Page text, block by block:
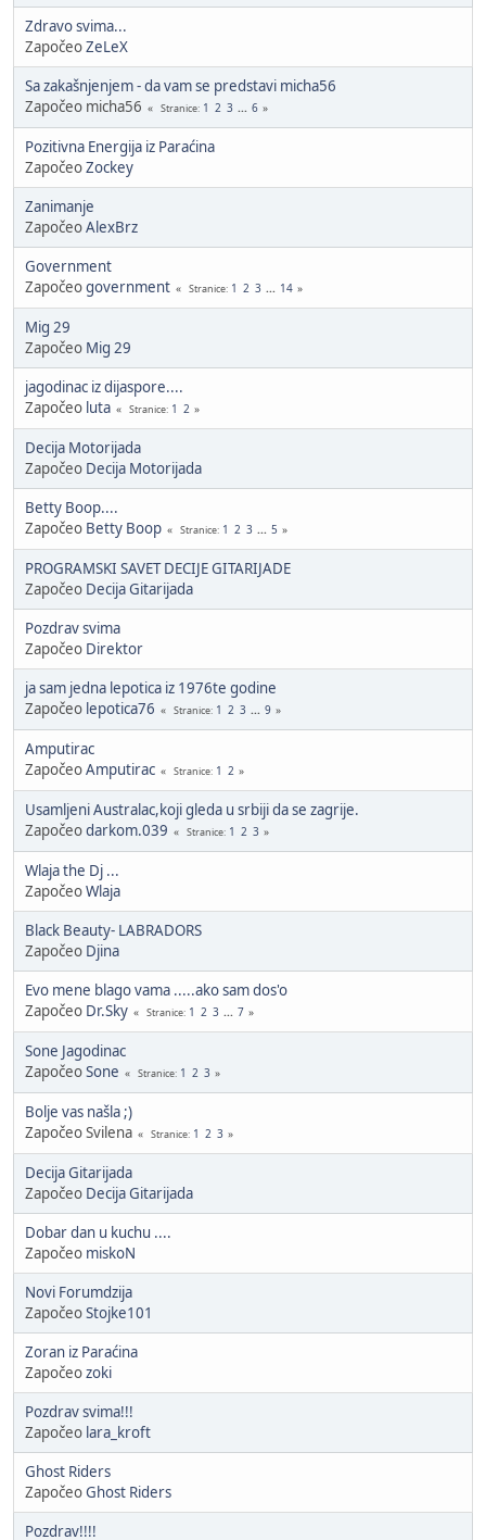
Zdravo svima...
ZapočeoZeLeX
Sa zakašnjenjem - da vam se predstavi micha56
Započeo micha56
Stranice 1 2 3 ... 6
Pozitivna Energija iz Paraćina
ZapočeoZockey
Zanimanje
ZapočeoAlexBrz
Government
Započeogovernment Stranice 1 2 3 ... 14
Mig 29
Započeo Mig 29
jagodinac iz dijaspore....
Započeo luta Stranice 1 2
Decija Motorijada
Započeo Decija Motorijada
Betty Boop....
Započeo Betty Boop Stranice 1 2 3 ... 5
PROGRAMSKI SAVET DECIJE GITARIJADE
Započeo Decija Gitarijada
Pozdrav svima
Započeo Direktor
ja sam jedna lepotica iz 1976te godine
Započeo lepotica76 Stranice 1 2 3 ... 9
Amputirac
ZapočeoAmputirac Stranice 1 2
Usamljeni Australac,koji gleda u srbiji da se zagrije.
Započeodarkom.039 Stranice 1 2 3
Wlaja the Dj ...
ZapočeoWlaja
Black Beauty- LABRADORS
Započeo Djina
Evo mene blago vama .....ako sam dos'o
Započeo Dr.Sky Stranice 1 2 3 ... 7
Sone Jagodinac
ZapočeoSone Stranice 1 2 3
Bolje vas našla ;)
Započeo Svilena
Stranice 1 2 3
Decija Gitarijada
Započeo Decija Gitarijada
Dobar dan u kuchu ....
Započeo miskoN
Novi Forumdzija
ZapočeoStojke101
Zoran iz Paraćina
Započeozoki
Pozdrav svima!!!
Započeo lara_kroft
Ghost Riders
ZapočeoGhost Riders
Pozdrav!!!!